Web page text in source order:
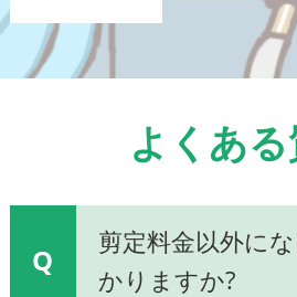
よくあ
Q
剪定料金以外に
かりますか?